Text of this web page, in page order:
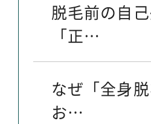
脱毛前の自
「正…
なぜ「全身
お…